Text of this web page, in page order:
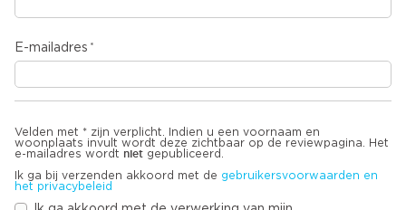
E-mailadres
Velden met * zijn verplicht. Indien u een voornaam en
woonplaats invult wordt deze zichtbaar op de reviewpagina. Het
e-mailadres wordt niet gepubliceerd.
Ik ga bij verzenden akkoord met de gebruikersvoorwaarden en
het privacybeleid